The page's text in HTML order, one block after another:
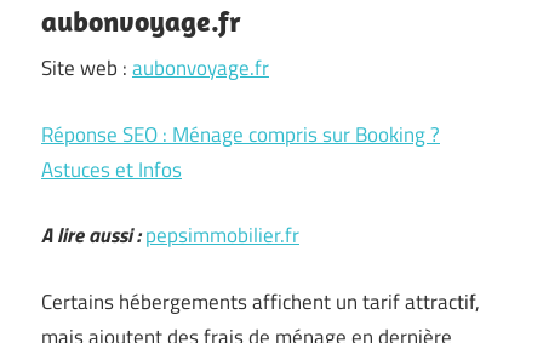
aubonvoyage.fr
Site web :aubonvoyage.fr
Réponse SEO : Ménage compris sur Booking ?
Astuces et Infos
A lire aussi :pepsimmobilier.fr
Certains hébergements affichent un tarif attractif,
mais ajoutent des frais de ménage en dernière